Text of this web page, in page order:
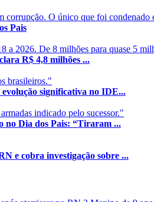
corrupção. O único que foi
Pais
a 2026. De 8 milhões para quase 5
R$ 4,8 milhões ...
brasileiros."
significativa no IDE...
indicado pelo sucessor."
no Dia dos Pais: “Tiraram ...
e cobra investigação sobre ...